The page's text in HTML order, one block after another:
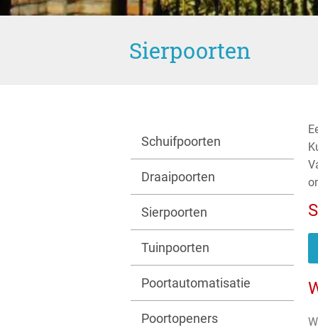
Sierpoorten
Schuifpoorten
Draaipoorten
Sierpoorten
Tuinpoorten
Poortautomatisatie
Poortopeners